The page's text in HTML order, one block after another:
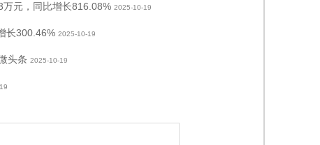
元，同比增长816.08% 2025-10-19
长300.46% 2025-10-19
头条 2025-10-19